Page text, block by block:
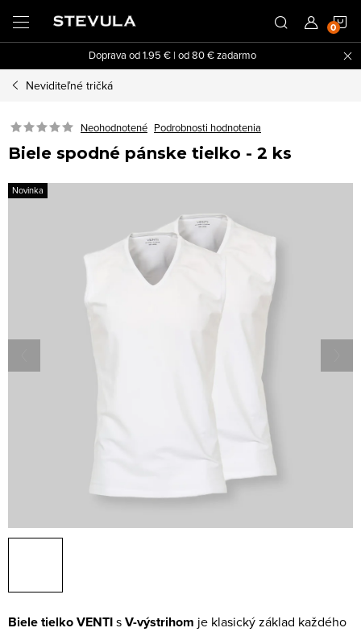
obsah
Doprava od 1.95 € | od 80 € zadarmo
Neviditeľné tričká
Neohodnotené Podrobnosti hodnotenia
Biele spodné pánske tielko - 2 ks
Novinka
Biele tielko VENTIsV-výstrihom je klasický základ každého